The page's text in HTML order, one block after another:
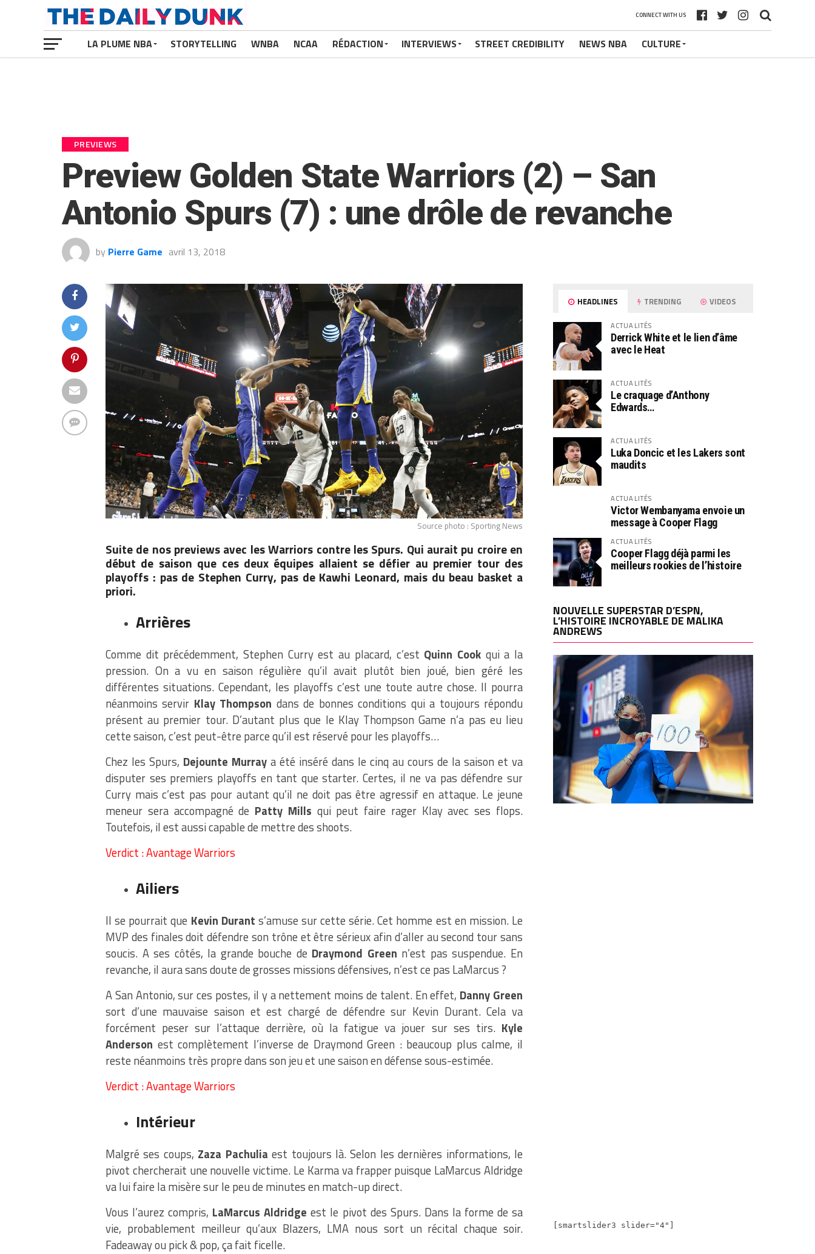
CONNECT WITH US
LA PLUME NBA STORYTELLING WNBA NCAA RÉDACTION INTERVIEWS STREET CREDIBILITY NEWS NBA CULTURE
PREVIEWS
Preview Golden State Warriors (2) – San
Antonio Spurs (7) : une drôle de revanche
by Pierre Game avril 13, 2018
Source photo : Sporting News
Suite de nos previews avec les Warriors contre les Spurs. Qui aurait pu croire en
début de saison que ces deux équipes allaient se défier au premier tour des
playoffs : pas de Stephen Curry, pas de Kawhi Leonard, mais du beau basket a
priori.
Arrières
Comme dit précédemment, Stephen Curry est au placard, c’est Quinn Cookqui a la
pression. On a vu en saison régulière qu’il avait plutôt bien joué, bien géré les
différentes situations. Cependant, les playoffs c’est une toute autre chose. Il pourra
néanmoins servir Klay Thompson dans de bonnes conditions qui a toujours répondu
présent au premier tour. D’autant plus que le Klay Thompson Game n’a pas eu lieu
cette saison, c’est peut-être parce qu’il est réservé pour les playoffs…
Chez les Spurs, Dejounte Murray a été inséré dans le cinq au cours de la saison et va
disputer ses premiers playoffs en tant que starter. Certes, il ne va pas défendre sur
Curry mais c’est pas pour autant qu’il ne doit pas être agressif en attaque. Le jeune
meneur sera accompagné de Patty Mills qui peut faire rager Klay avec ses flops.
Toutefois, il est aussi capable de mettre des shoots.
Verdict : Avantage Warriors
Ailiers
Il se pourrait que Kevin Durant s’amuse sur cette série. Cet homme est en mission. Le
MVP des finales doit défendre son trône et être sérieux afin d’aller au second tour sans
soucis. A ses côtés, la grande bouche de Draymond Green n’est pas suspendue. En
revanche, il aura sans doute de grosses missions défensives, n’est ce pas LaMarcus ?
A San Antonio, sur ces postes, il y a nettement moins de talent. En effet, Danny Green
sort d’une mauvaise saison et est chargé de défendre sur Kevin Durant. Cela va
forcément peser sur l’attaque derrière, où la fatigue va jouer sur ses tirs. Kyle
Anderson est complètement l’inverse de Draymond Green : beaucoup plus calme, il
reste néanmoins très propre dans son jeu et une saison en défense sous-estimée.
Verdict : Avantage Warriors
Intérieur
Malgré ses coups, Zaza Pachulia est toujours là. Selon les dernières informations, le
pivot chercherait une nouvelle victime. Le Karma va frapper puisque LaMarcus Aldridge
va lui faire la misère sur le peu de minutes en match-up direct.
Vous l’aurez compris, LaMarcus Aldridge est le pivot des Spurs. Dans la forme de sa
vie, probablement meilleur qu’aux Blazers, LMA nous sort un récital chaque soir.
Fadeaway ou pick & pop, ça fait ficelle.
HEADLINES TRENDING VIDEOS
ACTUALITÉS
Derrick White et le lien d’âme
avec le Heat
ACTUALITÉS
Le craquage d’Anthony
Edwards…
ACTUALITÉS
Luka Doncic et les Lakers sont
maudits
ACTUALITÉS
Victor Wembanyama envoie un
message à Cooper Flagg
ACTUALITÉS
Cooper Flagg déjà parmi les
meilleurs rookies de l’histoire
NOUVELLE SUPERSTAR D’ESPN,
L’HISTOIRE INCROYABLE DE MALIKA
ANDREWS
[smartslider3 slider="4"]